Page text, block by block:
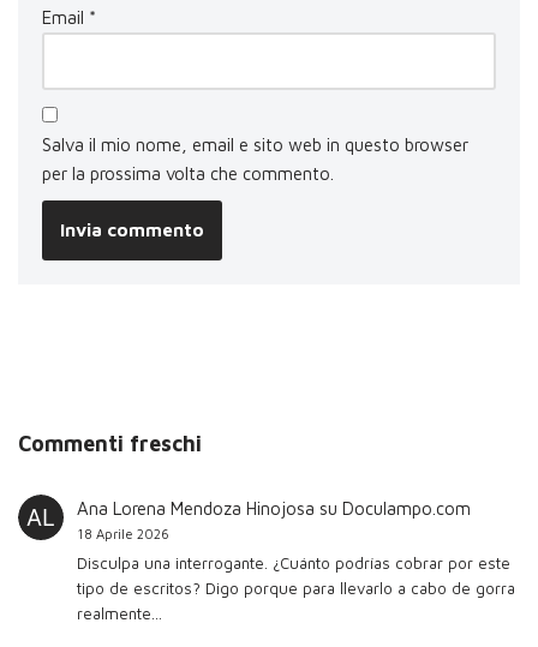
Email *
Salva il mio nome, email e sito web in questo browser
per la prossima volta che commento.
Commenti freschi
Ana Lorena Mendoza Hinojosa su Doculampo.com
18 Aprile 2026
Disculpa una interrogante. ¿Cuánto podrías cobrar por este
tipo de escritos? Digo porque para llevarlo a cabo de gorra
realmente…